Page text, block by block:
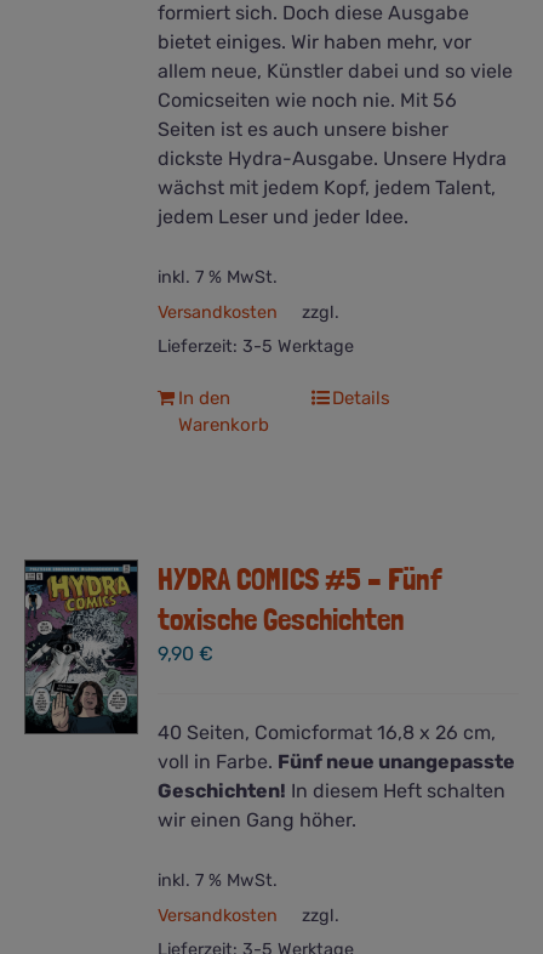
formiert sich. Doch diese Ausgabe
bietet einiges. Wir haben mehr, vor
allem neue, Künstler dabei und so viele
Comicseiten wie noch nie. Mit 56
Seiten ist es auch unsere bisher
dickste Hydra-Ausgabe. Unsere Hydra
wächst mit jedem Kopf, jedem Talent,
jedem Leser und jeder Idee.
inkl. 7 % MwSt.
zzgl.
Versandkosten
Lieferzeit: 3-5 Werktage
In den
Warenkorb
Details
HYDRA COMICS #5 – Fünf
toxische Geschichten
9,90€
40 Seiten, Comicformat 16,8 x 26 cm,
voll in Farbe. Fünf neue unangepasste
Geschichten! In diesem Heft schalten
wir einen Gang höher.
inkl. 7 % MwSt.
zzgl.
Versandkosten
Lieferzeit: 3-5 Werktage